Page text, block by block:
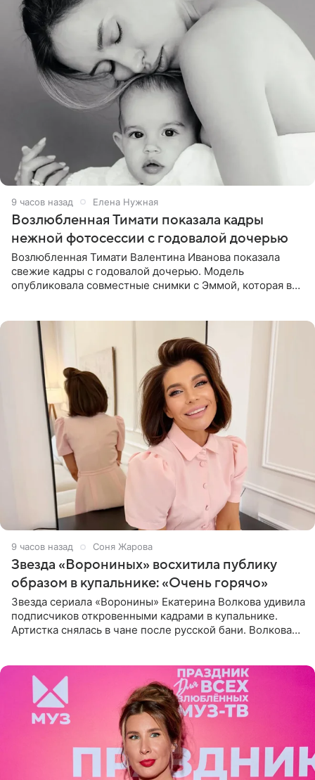
9 часов назад Елена Нужная
Возлюбленная Тимати показала кадры
нежной фотосессии с годовалой дочерью
Возлюбленная Тимати Валентина Иванова показала
свежие кадры с годовалой дочерью. Модель
опубликовала совместные снимки с Эммой, которая в
9 часов назад Соня Жарова
Звезда «Ворониных» восхитила публику
образом в купальнике: «Очень горячо»
Звезда сериала «Воронины» Екатерина Волкова удивила
подписчиков откровенными кадрами в купальнике.
Артистка снялась в чане после русской бани. Волкова